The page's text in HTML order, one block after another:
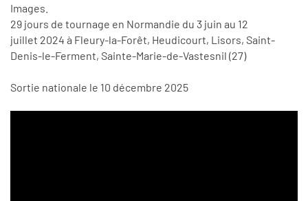
Images.
29 jours de tournage en Normandie du 3 juin au 12
juillet 2024 à Fleury-la-Forêt, Heudicourt, Lisors, Saint-
Denis-le-Ferment, Sainte-Marie-de-Vastesnil (27)
Sortie nationale le 10 décembre 2025